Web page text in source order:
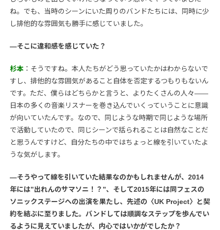
ね。でも、当時のシーンにいた周りのバンドたちには、同時に少
し排他的な雰囲気も勝手に感じていました。
―そこに違和感を感じていた？
杉本 ：そうですね。本人たちがどう思っていたかはわからないで
すし、排他的な雰囲気があること自体を否定するつもりもないん
です。ただ、僕らはどちらかと言うと、よりたくさんの人々――
日本の多くの音楽リスナーを巻き込んでいくっていうことに意識
が向いていたんです。なので、同じような時期で同じような場所
で活動していたので、同じシーンで括られることは自然なことだ
と思うんですけど、自分たちの中ではちょっと線を引いていたよ
うな気がします。
―そうやって線を引いていた結果なのかもしれませんが、2014
年には”出れんのサマソニ！？”、そして2015年には同フェスの
ソニックステージへの出演を果たし、先述の〈UK Project〉と契
約を結ぶに至りました。バンドしては順調なステップを歩んでい
るように見えていましたが、内心ではいかがでしたか？